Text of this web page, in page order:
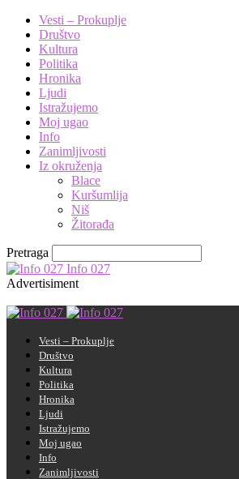
Vesti – Prokuplje
Društvo
Kultura
Politika
Hronika
Ljudi
Istražujemo
Moj ugao
Info
Zanimljivosti
Iz okruženja
Blace
Kuršumlija
Niš
Žitorađa
Pretraga
Info 027
Advertisiment
Vesti – Prokuplje
Društvo
Kultura
Politika
Hronika
Ljudi
Istražujemo
Moj ugao
Info
Zanimljivosti